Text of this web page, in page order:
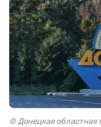
© Донецкая областная